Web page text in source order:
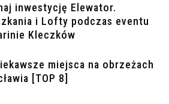
inwestycję Elewator.
i Lofty podczas eventu
Kleczków
miejsca na obrzeżach
[TOP 8]